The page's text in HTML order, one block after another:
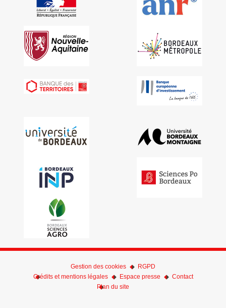
Gestion des cookies
RGPD
Crédits et mentions légales
Espace presse
Contact
Plan du site